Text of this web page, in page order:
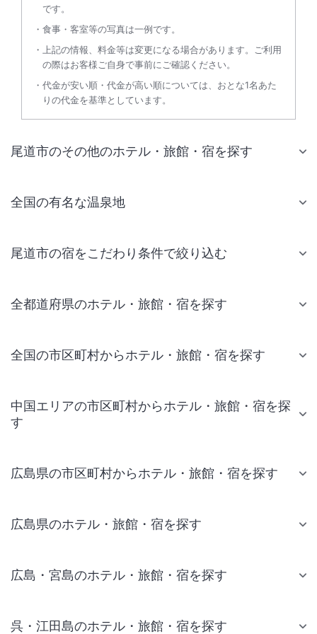
です。
食事・客室等の写真は一例です。
上記の情報、料金等は変更になる場合があります。ご利用
の際はお客様ご自身で事前にご確認ください。
代金が安い順・代金が高い順については、おとな1名あた
りの代金を基準としています。
尾道市のその他のホテル・旅館・宿を探す
全国の有名な温泉地
尾道市の宿をこだわり条件で絞り込む
全都道府県のホテル・旅館・宿を探す
全国の市区町村からホテル・旅館・宿を探す
中国エリアの市区町村からホテル・旅館・宿を探
す
広島県の市区町村からホテル・旅館・宿を探す
広島県のホテル・旅館・宿を探す
広島・宮島のホテル・旅館・宿を探す
呉・江田島のホテル・旅館・宿を探す